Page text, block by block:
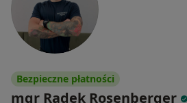
Bezpieczne płatności
mgr Radek Rosenberger